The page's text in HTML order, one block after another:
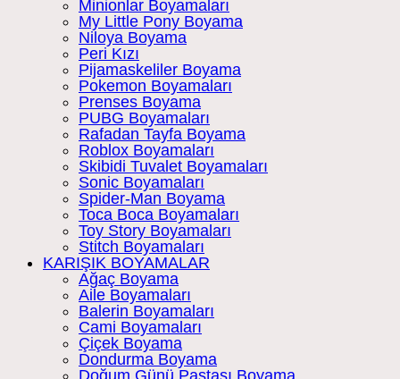
Minionlar Boyamaları
My Little Pony Boyama
Niloya Boyama
Peri Kızı
Pijamaskeliler Boyama
Pokemon Boyamaları
Prenses Boyama
PUBG Boyamaları
Rafadan Tayfa Boyama
Roblox Boyamaları
Skibidi Tuvalet Boyamaları
Sonic Boyamaları
Spider-Man Boyama
Toca Boca Boyamaları
Toy Story Boyamaları
Stitch Boyamaları
KARIŞIK BOYAMALAR
Ağaç Boyama
Aile Boyamaları
Balerin Boyamaları
Cami Boyamaları
Çiçek Boyama
Dondurma Boyama